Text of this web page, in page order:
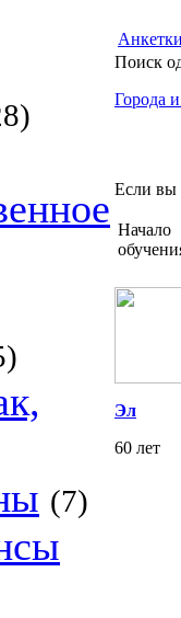
(7)
Поиск
Города
Если вы
Начало
Эл
60 лет